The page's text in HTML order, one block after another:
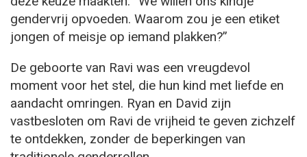
gendervrij opvoeden. Waarom zou je een etiket
jongen of meisje op iemand plakken?”
De geboorte van Ravi was een vreugdevol
moment voor het stel, die hun kind met liefde en
aandacht omringen. Ryan en David zijn
vastbesloten om Ravi de vrijheid te geven zichzelf
te ontdekken, zonder de beperkingen van